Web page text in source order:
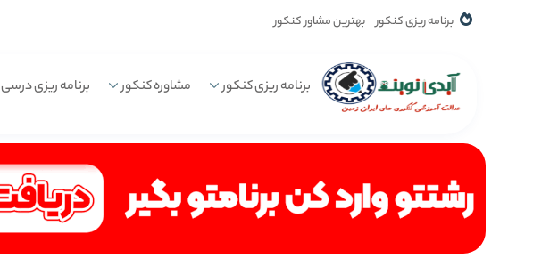
برنامه ریزی کنکور بهترین مشاور کنکور
برنامه ریزی کنکور مشاوره کنکور برنامه ریزی درسی